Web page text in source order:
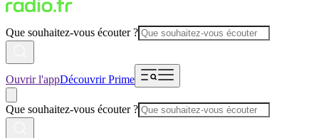
Que souhaitez-vous écouter ?
Ouvrir l'appDécouvrir Prime
Que souhaitez-vous écouter ?